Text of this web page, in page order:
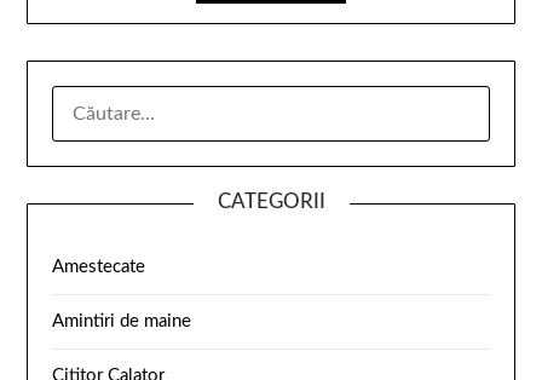
CATEGORII
Amestecate
Amintiri de maine
Cititor Calator